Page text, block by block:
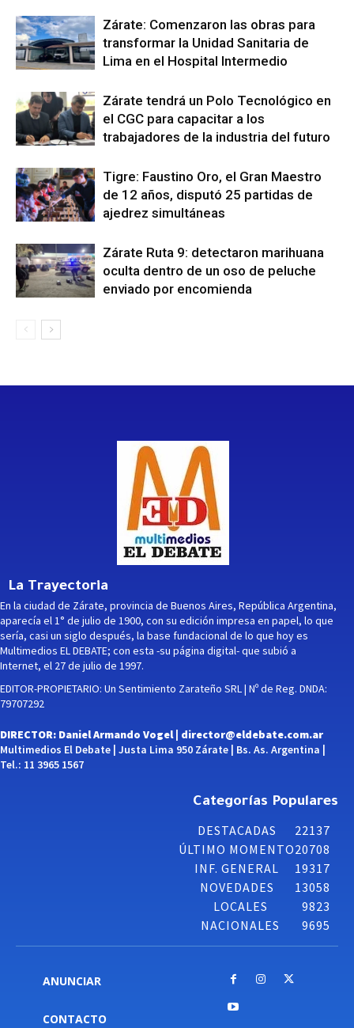
Zárate: Comenzaron las obras para
transformar la Unidad Sanitaria de
Lima en el Hospital Intermedio
Zárate tendrá un Polo Tecnológico en
el CGC para capacitar a los
trabajadores de la industria del futuro
Tigre: Faustino Oro, el Gran Maestro
de 12 años, disputó 25 partidas de
ajedrez simultáneas
Zárate Ruta 9: detectaron marihuana
oculta dentro de un oso de peluche
enviado por encomienda
La Trayectoria
En la ciudad de Zárate, provincia de Buenos Aires, República Argentina,
aparecía el 1° de julio de 1900, con su edición impresa en papel, lo que
sería, casi un siglo después, la base fundacional de lo que hoy es
Multimedios EL DEBATE; con esta -su página digital- que subió a
Internet, el 27 de julio de 1997.
EDITOR-PROPIETARIO: Un Sentimiento Zarateño SRL | Nº de Reg. DNDA:
79707292
DIRECTOR: Daniel Armando Vogel | director@eldebate.com.ar
Multimedios El Debate | Justa Lima 950 Zárate | Bs. As. Argentina |
Tel.: 11 3965 1567
Categorías Populares
DESTACADAS
22137
ÚLTIMO MOMENTO20708
INF. GENERAL
19317
NOVEDADES
13058
LOCALES
9823
NACIONALES
9695
ANUNCIAR
CONTACTO